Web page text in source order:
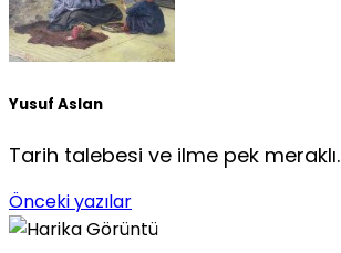
Yusuf Aslan
Tarih talebesi ve ilme pek meraklı.
Önceki yazılar